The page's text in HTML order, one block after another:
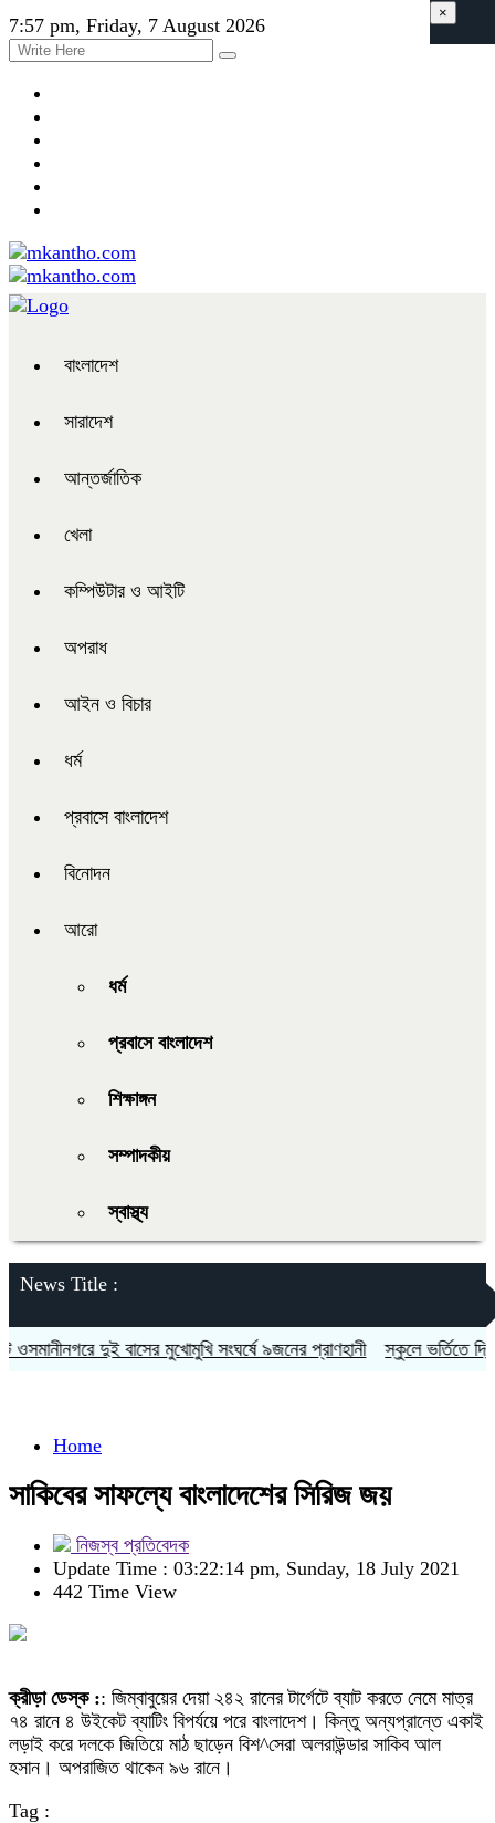
7:57 pm, Friday, 7 August 2026
বাংলাদেশ
সারাদেশ
আন্তর্জাতিক
খেলা
কম্পিউটার ও আইটি
অপরাধ
আইন ও বিচার
ধর্ম
প্রবাসে বাংলাদেশ
বিনোদন
আরো
ধর্ম
প্রবাসে বাংলাদেশ
শিক্ষাঙ্গন
সম্পাদকীয়
স্বাস্থ্য
News Title :
দুই বাসের মুখোমুখি সংঘর্ষে ৯জনের প্রাণহানী স্কুলে ভর্তিতে
×
Home
সাকিবের সাফল্যে বাংলাদেশের সিরিজ জয়
নিজস্ব প্রতিবেদক
Update Time : 03:22:14 pm, Sunday, 18 July 2021
442 Time View
ক্রীড়া ডেস্ক :: জিম্বাবুয়ের দেয়া ২৪২ রানের টার্গেটে ব্যাট করতে নেমে মাত্র
৭৪ রানে ৪ উইকেট ব্যাটিং বিপর্যয়ে পরে বাংলাদেশ। কিন্তু অন্যপ্রান্তে একাই
লড়াই করে দলকে জিতিয়ে মাঠ ছাড়েন বিশ^সেরা অলরাউন্ডার সাকিব আল
হসান। অপরাজিত থাকেন ৯৬ রানে।
Tag :